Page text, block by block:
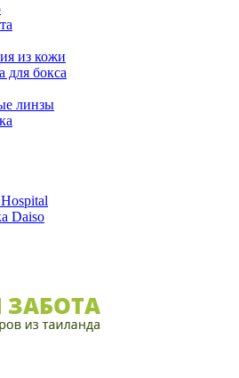
из кожи
для бокса
линзы
Daiso